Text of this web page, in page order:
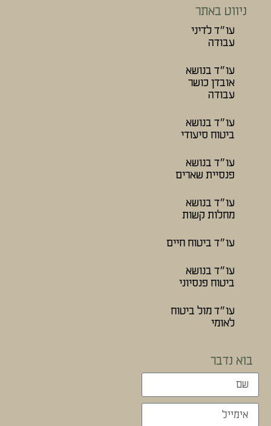
ניווט באתר
עו״ד לדיני
עבודה
עו״ד בנושא
אובדן כושר
עבודה
עו״ד בנושא
ביטוח סיעודי
עו״ד בנושא
פנסיית שארים
עו״ד בנושא
מחלות קשות
עו״ד ביטוח חיים
עו״ד בנושא
ביטוח פנסיוני
עו״ד מול ביטוח
לאומי
בוא נדבר